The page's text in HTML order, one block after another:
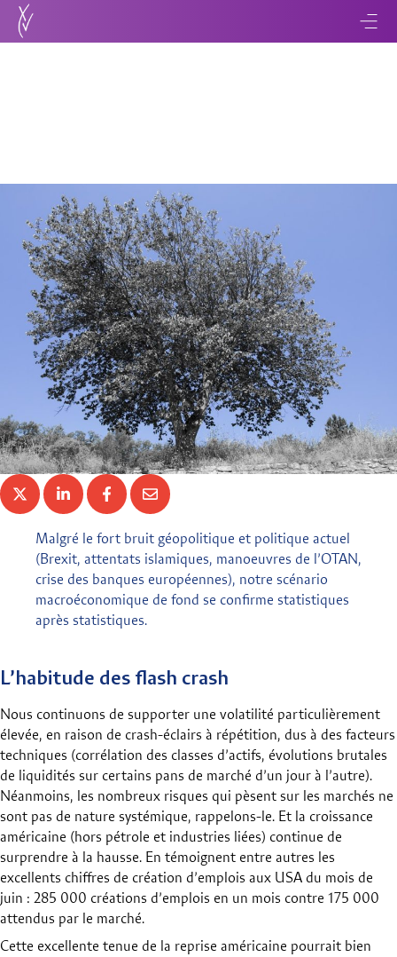
Malgré le fort bruit géopolitique et politique actuel
(Brexit, attentats islamiques, manoeuvres de l’OTAN,
crise des banques européennes), notre scénario
macroéconomique de fond se confirme statistiques
après statistiques.
L’habitude des flash crash
Nous continuons de supporter une volatilité particulièrement
élevée, en raison de crash-éclairs à répétition, dus à des facteurs
techniques (corrélation des classes d’actifs, évolutions brutales
de liquidités sur certains pans de marché d’un jour à l’autre).
Néanmoins, les nombreux risques qui pèsent sur les marchés ne
sont pas de nature systémique, rappelons-le. Et la croissance
américaine (hors pétrole et industries liées) continue de
surprendre à la hausse. En témoignent entre autres les
excellents chiffres de création d’emplois aux USA du mois de
juin : 285 000 créations d’emplois en un mois contre 175 000
attendus par le marché.
Cette excellente tenue de la reprise américaine pourrait bien